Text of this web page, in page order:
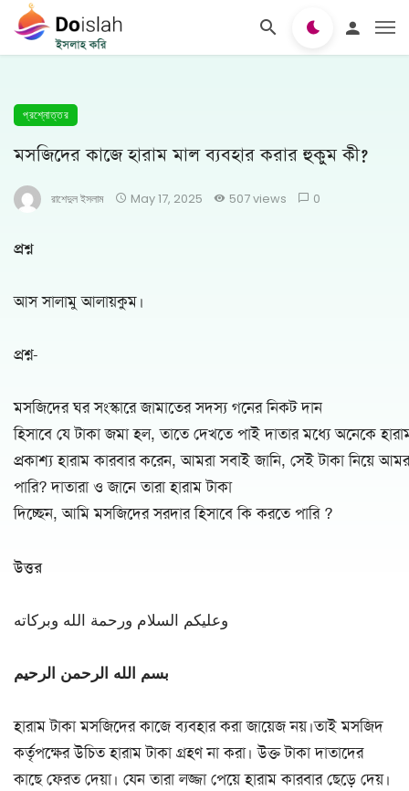
প্রশ্নোত্তর
মসজিদের কাজে হারাম মাল ব্যবহার করার হুকুম কী?
রাশেদুল ইসলাম May 17, 2025 507 views 0
প্রশ্ন
আস সালামু আলায়কুম।
প্রশ্ন-
মসজিদের ঘর সংস্কারে জামাতের সদস্য গনের নিকট দান
হিসাবে যে টাকা জমা হল, তাতে দেখতে পাই দাতার মধ্যে অনেকে
প্রকাশ্য হারাম কারবার করেন, আমরা সবাই জানি, সেই টাকা নিয়ে
পারি? দাতারা ও জানে তারা হারাম টাকা
দিচ্ছেন, আমি মসজিদের সরদার হিসাবে কি করতে পারি ?
উত্তর
وعليكم السلام ورحمة الله وبركاته
بسم الله الرحمن الرحيم
হারাম টাকা মসজিদের কাজে ব্যবহার করা জায়েজ নয়।তাই মসজিদ
কর্তৃপক্ষের উচিত হারাম টাকা গ্রহণ না করা। উক্ত টাকা দাতাদের
কাছে ফেরত দেয়া। যেন তারা লজ্জা পেয়ে হারাম কারবার ছেড়ে দেয়।